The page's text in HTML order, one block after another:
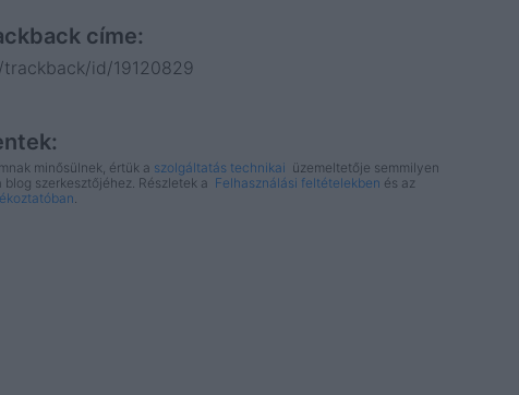
címe:
id/19120829
minősülnek, értük a szolgáltatás technikai üzemeltetője semmilyen
szerkesztőjéhez. Részletek a Felhasználási feltételekben és az
.